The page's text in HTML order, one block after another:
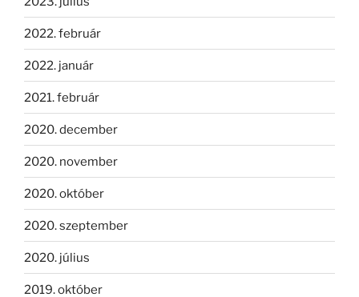
2022. február
2022. január
2021. február
2020. december
2020. november
2020. október
2020. szeptember
2020. július
2019. október